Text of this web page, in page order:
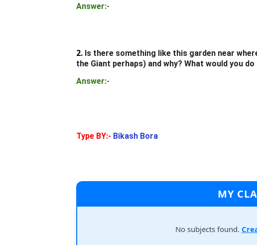
Answer:-
2. Is there something like this garden near
the Giant perhaps) and why? What would you
Answer:-
Type BY:- Bikash Bora
MY
No subjects found.